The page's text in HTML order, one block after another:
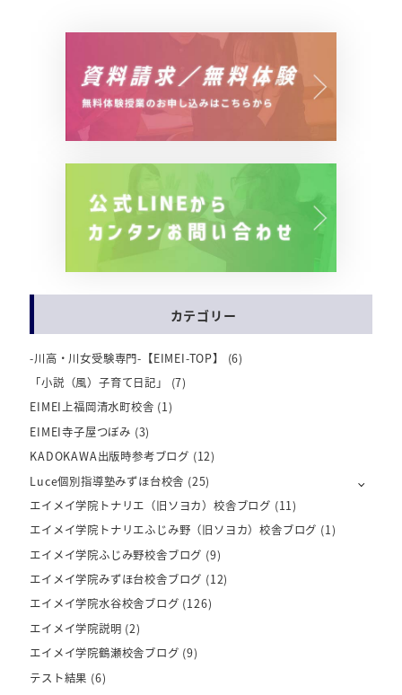
カテゴリー
-川高・川女受験専門-【EIMEI-TOP】
(6)
「小説（風）子育て日記」
(7)
EIMEI上福岡清水町校舎 (1)
EIMEI寺子屋つぼみ (3)
KADOKAWA出版時参考ブログ (12)
Luce個別指導塾みずほ台校舎 (25)
エイメイ学院トナリエ（旧ソヨカ）校舎ブログ (11)
エイメイ学院トナリエふじみ野（旧ソヨカ）校舎ブログ (1)
エイメイ学院ふじみ野校舎ブログ (9)
エイメイ学院みずほ台校舎ブログ (12)
エイメイ学院水谷校舎ブログ (126)
エイメイ学院説明 (2)
エイメイ学院鶴瀬校舎ブログ (9)
テスト結果 (6)